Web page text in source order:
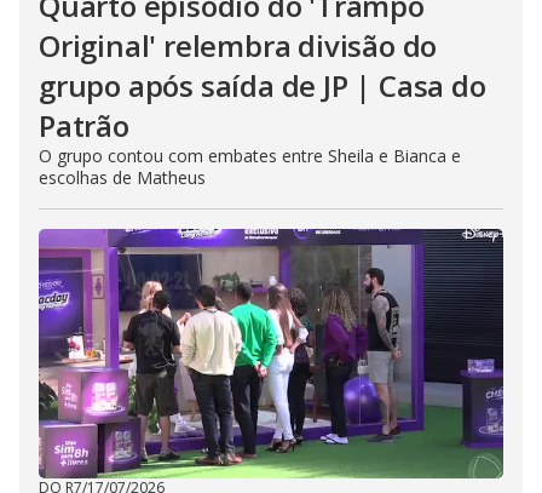
Original' relembra divisão do
grupo após saída de JP | Casa do
Patrão
O grupo contou com embates entre Sheila e Bianca e
escolhas de Matheus
DO R7/17/07/2026